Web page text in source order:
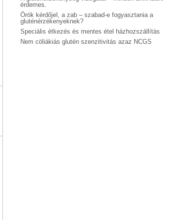
érdemes.
Örök kérdőjel, a zab – szabad-e fogyasztania a
gluténérzékenyeknek?
Speciális étkezés és mentes étel házhozszállítás
Nem cöliákiás glutén szenzitivitás azaz NCGS